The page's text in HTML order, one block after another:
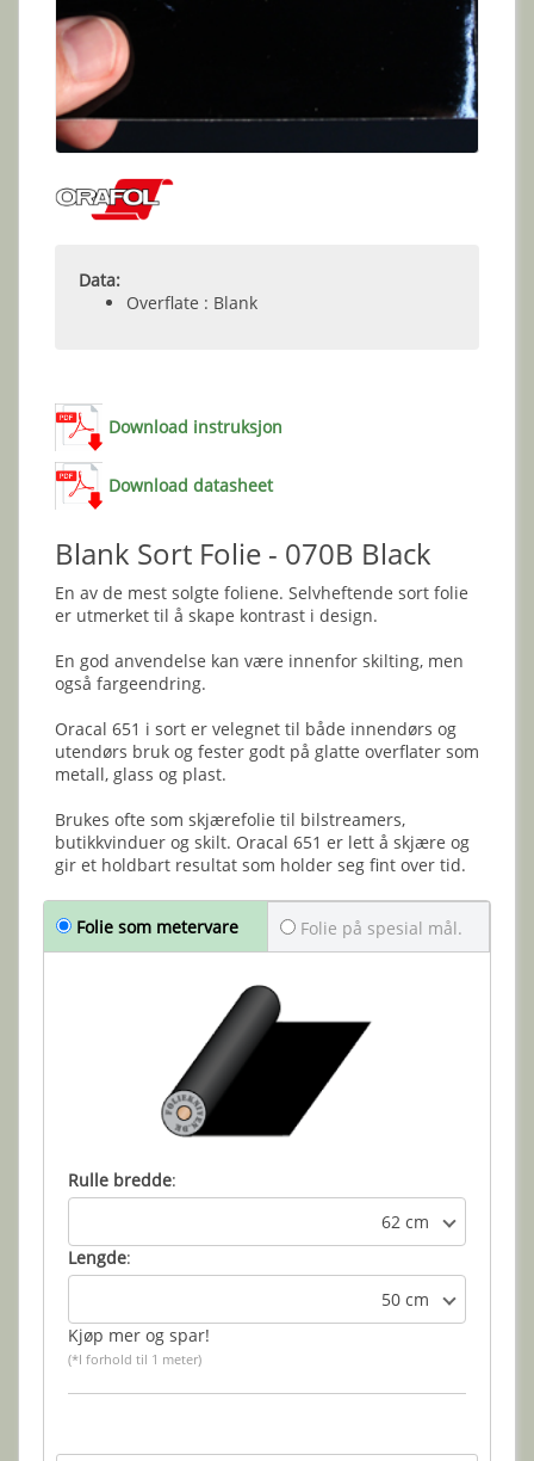
Data:
Overflate : Blank
Download instruksjon
Download datasheet
Blank Sort Folie - 070B Black
En av de mest solgte foliene. Selvheftende sort folie
er utmerket til å skape kontrast i design.
En god anvendelse kan være innenfor skilting, men
også fargeendring.
Oracal 651 i sort er velegnet til både innendørs og
utendørs bruk og fester godt på glatte overflater som
metall, glass og plast.
Brukes ofte som skjærefolie til bilstreamers,
butikkvinduer og skilt. Oracal 651 er lett å skjære og
gir et holdbart resultat som holder seg fint over tid.
Folie som metervare Folie på spesial mål.
Rulle bredde:
62 cm
Lengde:
50 cm
Kjøp mer og spar!
(*I forhold til 1 meter)